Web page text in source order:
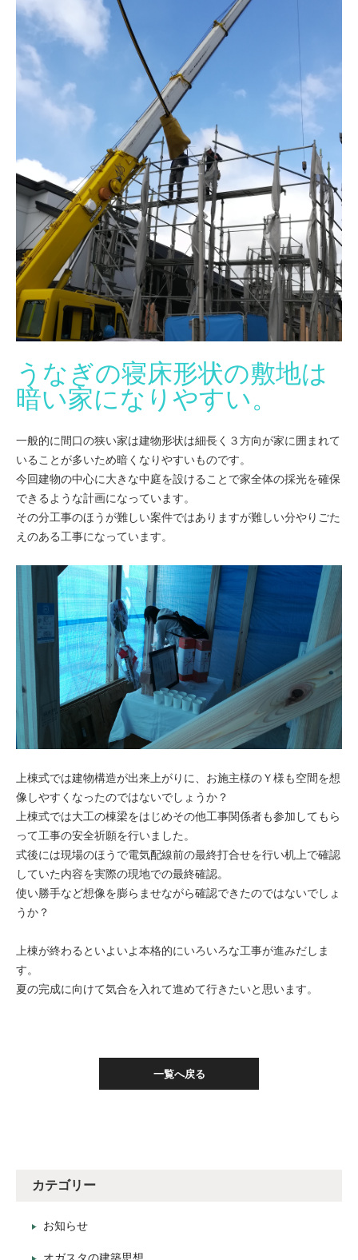
うなぎの寝床形状の敷地は
暗い家になりやすい。
一般的に間口の狭い家は建物形状は細長く３方向が家に囲まれて
いることが多いため暗くなりやすいものです。
今回建物の中心に大きな中庭を設けることで家全体の採光を確保
できるような計画になっています。
その分工事のほうが難しい案件ではありますが難しい分やりごた
えのある工事になっています。
上棟式では建物構造が出来上がりに、お施主様のＹ様も空間を想
像しやすくなったのではないでしょうか？
上棟式では大工の棟梁をはじめその他工事関係者も参加してもら
って工事の安全祈願を行いました。
式後には現場のほうで電気配線前の最終打合せを行い机上で確認
していた内容を実際の現地での最終確認。
使い勝手など想像を膨らませながら確認できたのではないでしょ
うか？
上棟が終わるといよいよ本格的にいろいろな工事が進みだしま
す。
夏の完成に向けて気合を入れて進めて行きたいと思います。
一覧へ戻る
カテゴリー
お知らせ